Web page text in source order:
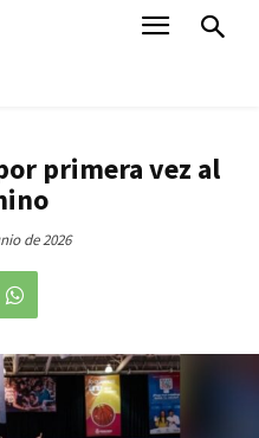
primera vez al
de 2026